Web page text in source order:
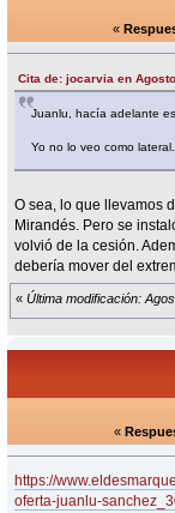
«
Cita de: jocarvia en
Juanlu, hacía adelante
Yo no lo veo como
O sea, lo que llevamos
Mirandés. Pero se
volvió de la cesión.
debería mover del
« Última modificación:
«
https://
oferta-juanlu-